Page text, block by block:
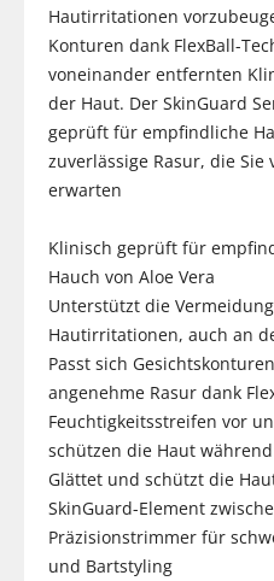
Hautirritationen
Konturen dank FlexBall-
voneinander entfernten
der Haut. Der SkinGuard
geprüft für empfindliche
zuverlässige Rasur, die
erwarten
Klinisch geprüft für
Hauch von Aloe Vera
Unterstützt die
Hautirritationen, auch an
Passt sich
angenehme Rasur dank
Feuchtigkeitsstreifen vor
schützen die Haut
Glättet und schützt die
SkinGuard-Element
Präzisionstrimmer für
und Bartstyling